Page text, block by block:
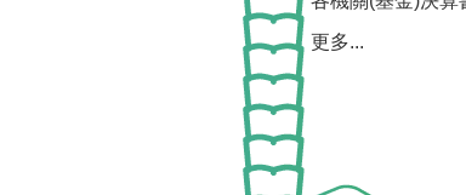
更多...